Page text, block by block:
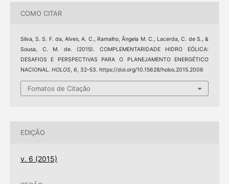
COMO CITAR
Silva, S. S. F. da, Alves, A. C., Ramalho, Ângela M. C., Lacerda, C. de S., &
Sousa, C. M. de. (2015). COMPLEMENTARIDADE HIDRO EÓLICA:
DESAFIOS E PERSPECTIVAS PARA O PLANEJAMENTO ENERGÉTICO
NACIONAL. HOLOS, 6, 32–53. https://doi.org/10.15628/holos.2015.2006
Fomatos de Citação
EDIÇÃO
v. 6 (2015)